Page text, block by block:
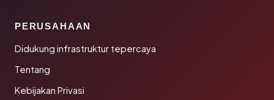
PERUSAHAAN
Didukung infrastruktur tepercaya
Tentang
Kebijakan Privasi